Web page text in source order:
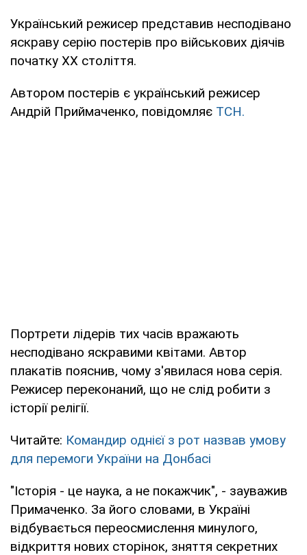
Український режисер представив несподівано
яскраву серію постерів про військових діячів
початку ХХ століття.
Автором постерів є український режисер
Андрій Приймаченко, повідомляє ТСН.
Портрети лідерів тих часів вражають
несподівано яскравими квітами. Автор
плакатів пояснив, чому з'явилася нова серія.
Режисер переконаний, що не слід робити з
історії релігії.
Читайте: Командир однієї з рот назвав умову
для перемоги України на Донбасі
"Історія - це наука, а не покажчик", - зауважив
Примаченко. За його словами, в Україні
відбувається переосмислення минулого,
відкриття нових сторінок, зняття секретних